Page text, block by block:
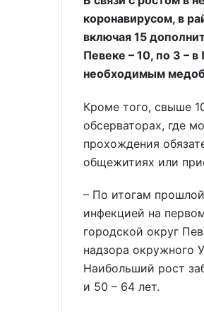
коронавирусом, в
включая 15
Певеке – 10, по 3 –
необходимым
Кроме того, свыше
обсерваторах, где
прохождения
общежитиях или
– По итогам
инфекцией на
городской округ
надзора окружного
Наибольший рост
и 50 – 64 лет.